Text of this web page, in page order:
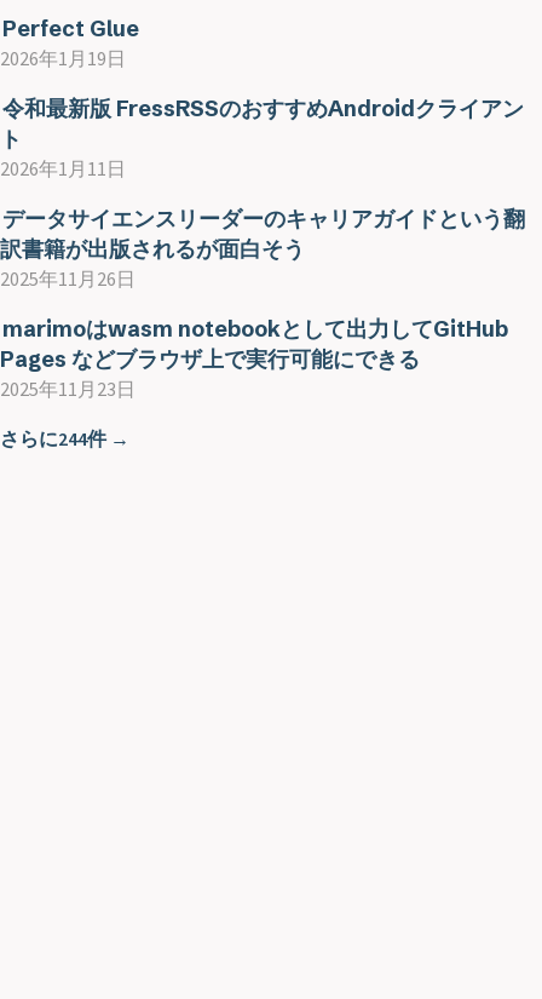
Perfect Glue
2026年1月19日
令和最新版 FressRSSのおすすめAndroidクライアン
ト
2026年1月11日
データサイエンスリーダーのキャリアガイドという翻
訳書籍が出版されるが面白そう
2025年11月26日
marimoはwasm notebookとして出力してGitHub
Pages などブラウザ上で実行可能にできる
2025年11月23日
さらに244件 →